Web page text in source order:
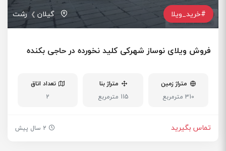
#خرید_ویلا گیلان رشت
فروش ویلای نوساز شهرکی کلید نخورده در حاجی بکنده
متراژ زمین
310 مترمربع
متراژ بنا
115 مترمربع
تعداد اتاق
2
تماس بگیرید 2 سال پیش